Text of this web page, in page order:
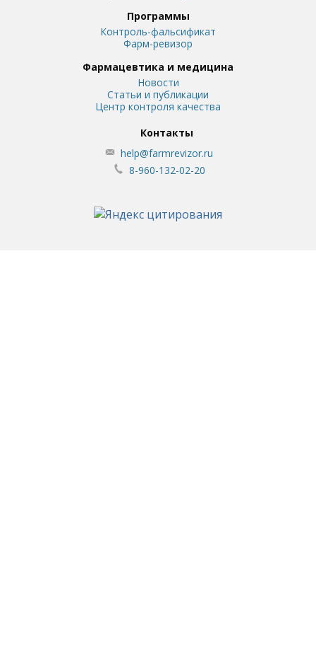
Программы
Контроль-фальсификат
Фарм-ревизор
Фармацевтика и медицина
Новости
Статьи и публикации
Центр контроля качества
Контакты
help@farmrevizor.ru
8-960-132-02-20